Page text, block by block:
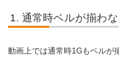
通常時ベルが揃わ
動画上では通常時1Gもベルが